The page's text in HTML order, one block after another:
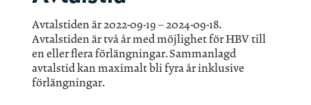
Avtalstiden är 2022-09-19 – 2024-09-18.
Avtalstiden är två år med möjlighet för HBV till
en eller flera förlängningar. Sammanlagd
avtalstid kan maximalt bli fyra år inklusive
förlängningar.